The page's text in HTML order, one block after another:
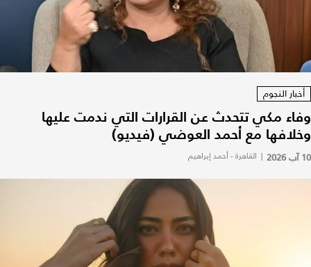
أخبار النجوم
وفاء مكي تتحدث عن القرارات التي ندمت عليها
وخلافها مع أحمد العوضي (فيديو)
10 آب 2026 | القاهرة - أحمد إبراهيم